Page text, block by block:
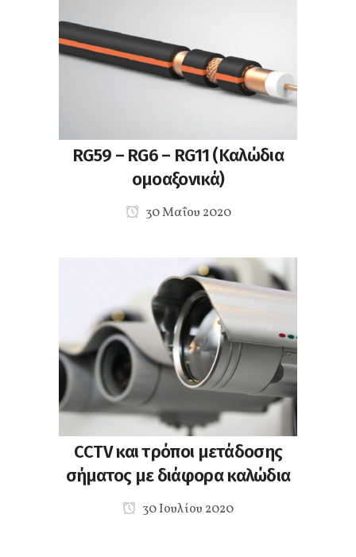
RG59 – RG6 – RG11 (Καλώδια
ομοαξονικά)
30 Μαΐου 2020
CCTV και τρόποι μετάδοσης
σήματος με διάφορα καλώδια
30 Ιουλίου 2020